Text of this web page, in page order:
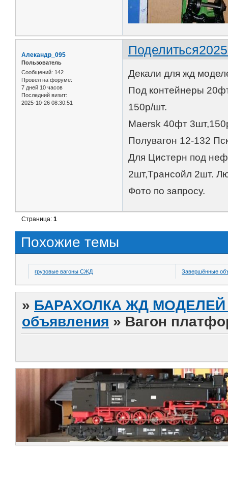
Поделиться
Алекандр_095
Пользователь
Сообщений: 142
Провел на форуме:
7 дней 10 часов
Последний визит:
2025-10-26 08:30:51
Декали для жд
Под контейнеры
150р/шт.
Maersk 40фт
Полувагон 12-132
Для Цистерн под
2шт,Трансойл 2шт.
Фото по запросу.
Страница:1
Похожие темы
грузовые вагоны СЖД Завершённые
» БАРАХОЛКА ЖД МОДЕЛЕЙ
объявления » Вагон